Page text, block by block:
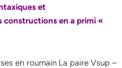
et
constructions en a primi «
en roumain La paire Vsup –